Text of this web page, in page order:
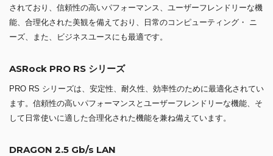
されており、信頼性の高いパフォーマンス、ユーザーフレンドリーな機
能、合理化された美観を備えており、日常のコンピューティング・ ニ
ーズ、また、ビジネスユースにも最適です。
ASRock PRO RS シリーズ
PRO RS シリーズは、安定性、耐久性、効率性のために最適化されてい
ます。信頼性の高いパフォーマンスとユーザーフレンドリーな機能、そ
して日常使いに適した合理化された機能を兼ね備えています。
DRAGON 2.5 Gb/s LAN